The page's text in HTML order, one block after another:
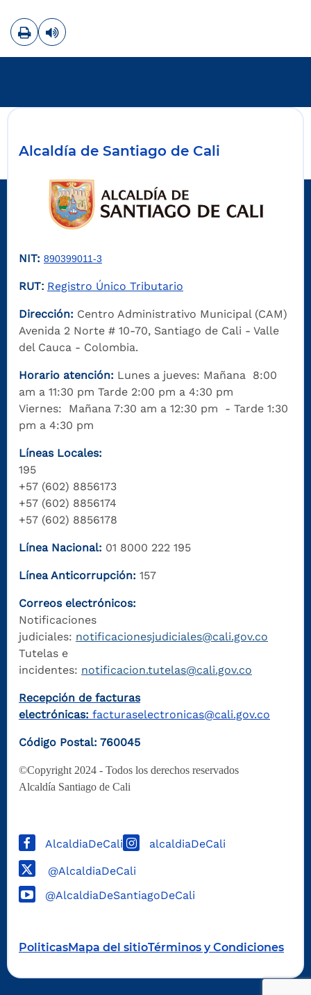
ImprimirLeer contenido
Alcaldía de Santiago de Cali
NIT: 890399011-3
RUT: Registro Único Tributario
Dirección: Centro Administrativo Municipal (CAM)
Avenida 2 Norte # 10-70, Santiago de Cali - Valle
del Cauca - Colombia.
Horario atención: Lunes a jueves: Mañana 8:00
am a 11:30 pm Tarde 2:00 pm a 4:30 pm
Viernes: Mañana 7:30 am a 12:30 pm - Tarde 1:30
pm a 4:30 pm
Líneas Locales:
195
+57 (602) 8856173
+57 (602) 8856174
+57 (602) 8856178
Línea Nacional: 01 8000 222 195
Línea Anticorrupción: 157
Correos electrónicos:
Notificaciones
judiciales: notificacionesjudiciales@cali.gov.co
Tutelas e
incidentes: notificacion.tutelas@cali.gov.co
Recepción de facturas
electrónicas: facturaselectronicas@cali.gov.co
Código Postal: 760045
©Copyright 2024 - Todos los derechos reservados
Alcaldía Santiago de Cali
AlcaldiaDeCali alcaldiaDeCali
@AlcaldiaDeCali
@AlcaldiaDeSantiagoDeCali
PoliticasMapa del sitioTérminos y Condiciones